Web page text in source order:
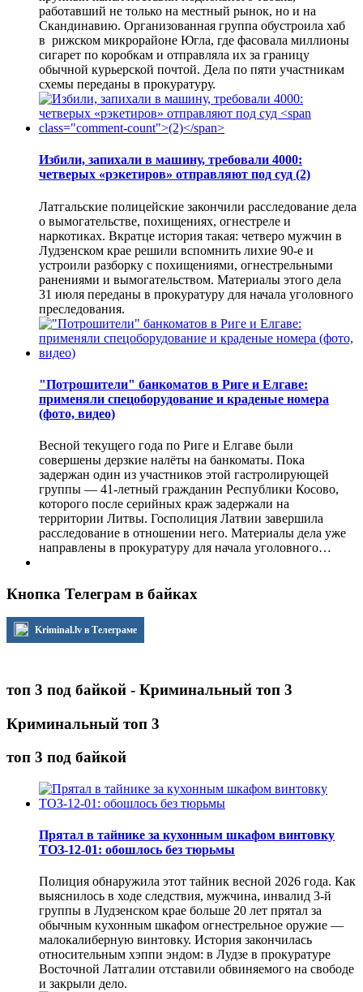
работавший не только на местный рынок, но и на
Скандинавию. Организованная группа обустроила хаб
в рижском микрорайоне Югла, где фасовала миллионы
сигарет по коробкам и отправляла их за границу
обычной курьерской почтой. Дела по пяти участникам
схемы переданы в прокуратуру.
Избили, запихали в машину, требовали 4000:
четверых «рэкетиров» отправляют под суд (2)
Латгальские полицейские закончили расследование дела
о вымогательстве, похищениях, огнестреле и
наркотиках. Вкратце история такая: четверо мужчин в
Лудзенском крае решили вспомнить лихие 90-е и
устроили разборку с похищениями, огнестрельными
ранениями и вымогательством. Материалы этого дела
31 июля переданы в прокуратуру для начала уголовного
преследования.
"Потрошители" банкоматов в Риге и Елгаве:
применяли спецоборудование и краденые номера
(фото, видео)
Весной текущего года по Риге и Елгаве были
совершены дерзкие налёты на банкоматы. Пока
задержан один из участников этой гастролирующей
группы — 41-летный гражданин Республики Косово,
которого после серийных краж задержали на
территории Литвы. Госполиция Латвии завершила
расследование в отношении него. Материалы дела уже
направлены в прокуратуру для начала уголовного…
Кнопка Телеграм в байках
Kriminal.lv в Телеграме
топ 3 под байкой - Криминальный топ 3
Криминальный топ 3
топ 3 под байкой
Прятал в тайнике за кухонным шкафом винтовку
ТОЗ-12-01: обошлось без тюрьмы
Полиция обнаружила этот тайник весной 2026 года. Как
выяснилось в ходе следствия, мужчина, инвалид 3-й
группы в Лудзенском крае больше 20 лет прятал за
обычным кухонным шкафом огнестрельное оружие —
малокалиберную винтовку. История закончилась
относительным хэппи эндом: в Лудзе в прокуратуре
Восточной Латгалии отставили обвиняемого на свободе
и закрыли дело.